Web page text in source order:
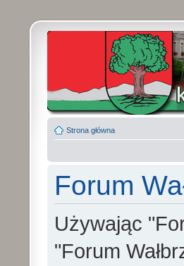
Strona główna
Forum
Używając
"Forum